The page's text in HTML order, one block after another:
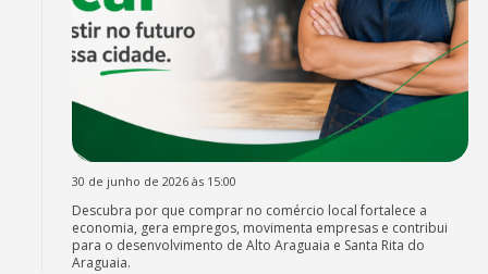
30 de junho de 2026 às 15:00
Descubra por que comprar no comércio local fortalece a
economia, gera empregos, movimenta empresas e contribui
para o desenvolvimento de Alto Araguaia e Santa Rita do
Araguaia.